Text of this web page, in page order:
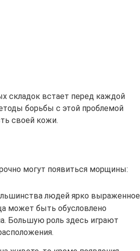
складок встает перед каждой
борьбы с этой проблемой
своей кожи.
могут появиться морщины:
людей ярко выраженное
может быть обусловлено
Большую роль здесь играют